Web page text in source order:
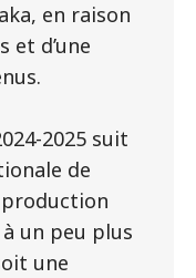
en raison
et d’une
2025 suit
de
production
à un peu plus
une